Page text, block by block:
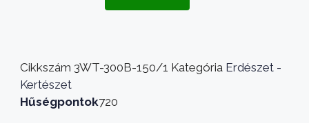
Cikkszám 3WT-300B-150/1 Kategória Erdészet -
Kertészet
Hűségpontok720